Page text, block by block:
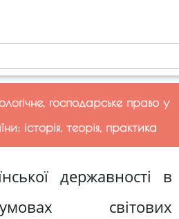
господарське право у
історія, теорія, практика
державності в
світових